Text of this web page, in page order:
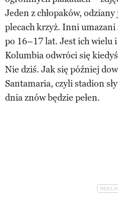
Jeden z chłopaków,
plecach krzyż. Inni
po 16–17 lat. Jest ich wielu
Kolumbia odwróci się
Nie dziś. Jak się później
Santamaria, czyli stadion
dnia znów będzie pełen.